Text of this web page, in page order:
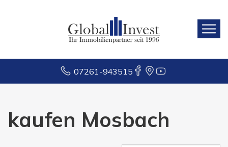
07261-943515
kaufen Mosbach